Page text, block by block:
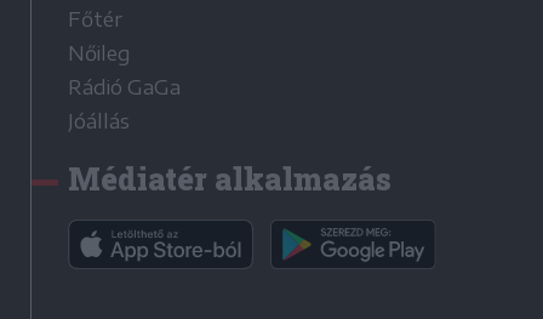
Főtér
Nőileg
Rádió GaGa
Jóállás
Médiatér alkalmazás